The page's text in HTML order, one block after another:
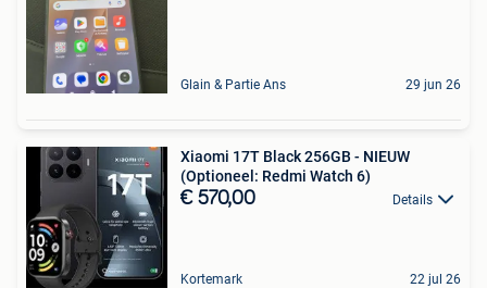
Glain & Partie Ans 29 jun 26
Xiaomi 17T Black 256GB - NIEUW
(Optioneel: Redmi Watch 6)
€ 570,00 Details
Kortemark 22 jul 26